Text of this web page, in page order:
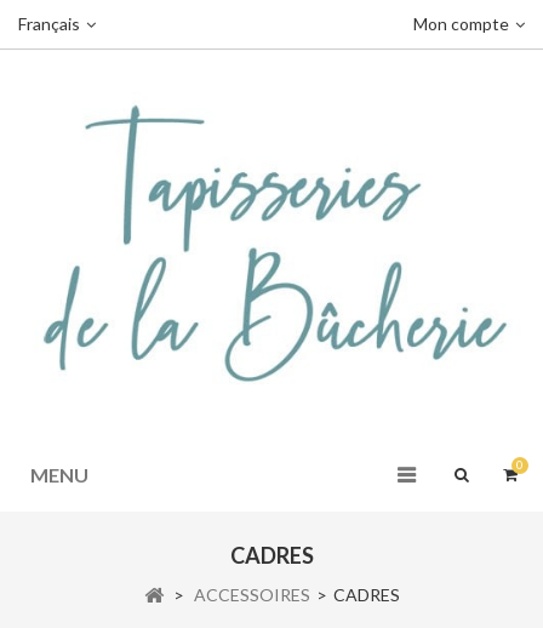
Mon compte
Français
0
MENU
CADRES
> ACCESSOIRES > CADRES